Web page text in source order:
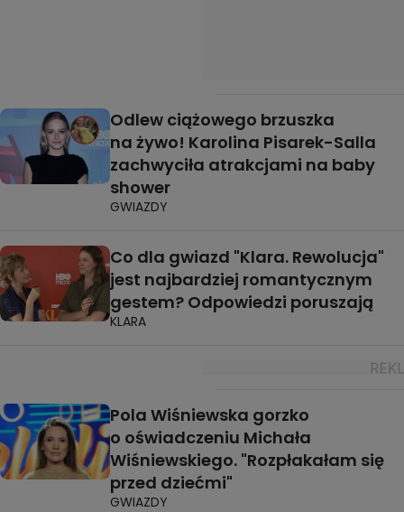
Odlew ciążowego brzuszka
na żywo! Karolina Pisarek-Salla
zachwyciła atrakcjami na baby
shower
GWIAZDY
Co dla gwiazd "Klara. Rewolucja"
jest najbardziej romantycznym
gestem? Odpowiedzi poruszają
KLARA
Pola Wiśniewska gorzko
o oświadczeniu Michała
Wiśniewskiego. "Rozpłakałam się
przed dziećmi"
GWIAZDY